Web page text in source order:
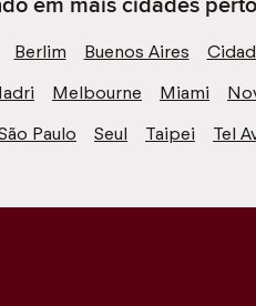
Berlim Buenos Aires
Melbourne Miami
Paulo Seul Taipei Tel